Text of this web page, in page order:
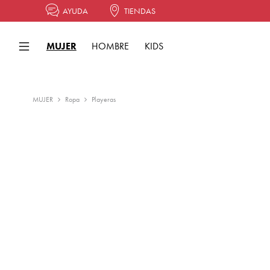
AYUDA TIENDAS
MUJER HOMBRE KIDS
MUJER Ropa Playeras